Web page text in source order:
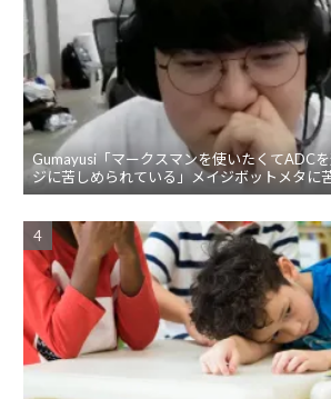
Gumayusi「マークスマンを使いたくてADC
ジに苦しめられている」メイジボットメタに